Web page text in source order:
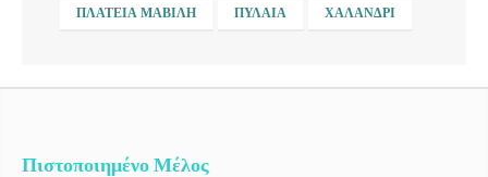
ΠΛΑΤΕΊΑ ΜΑΒΊΛΗ ΠΥΛΑΊΑ ΧΑΛΆΝΔΡΙ
Πιστοποιημένο Μέλος